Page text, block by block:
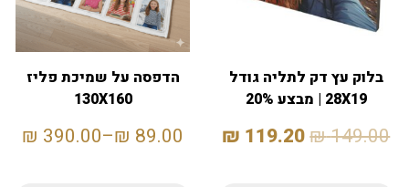
בלוק עץ דק לתליה גודל
28X19 | מבצע 20%
149.00
₪
119.20
₪
הדפסה על שמיכת פליז
130X160
89.00
₪
–
390.00
₪